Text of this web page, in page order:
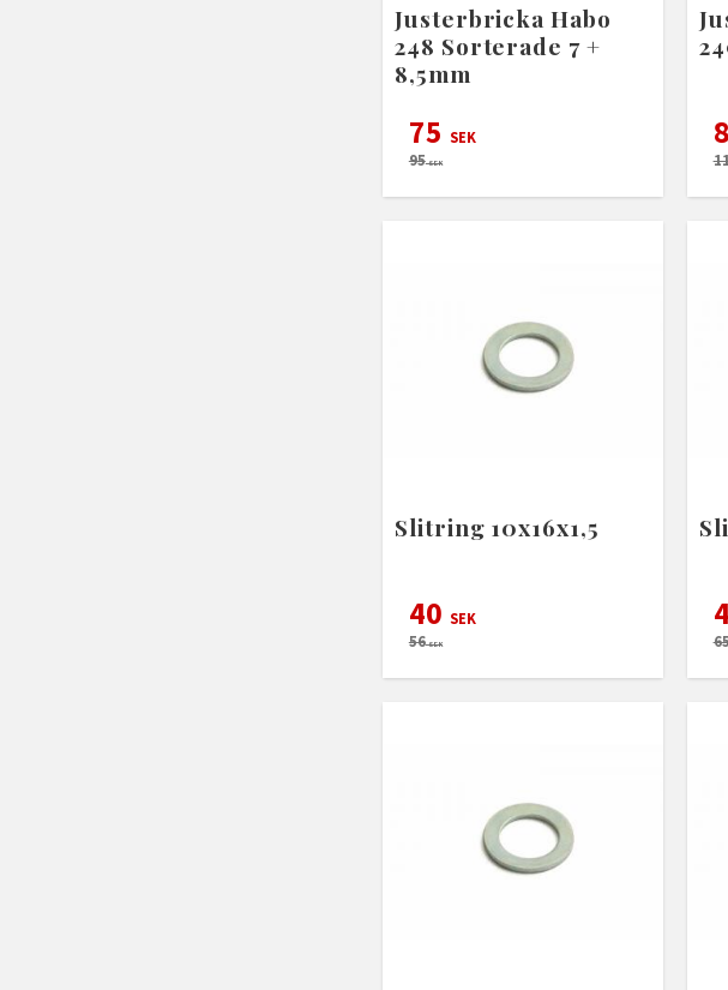
Justerbricka Habo
248 Sorterade 7 +
8,5mm
75 SEK
95SEK
Slitring 10x16x1,5
40 SEK
56SEK